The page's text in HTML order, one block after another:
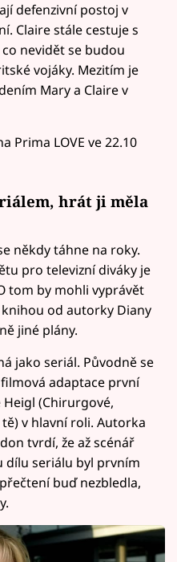
defenzivní postoj v
Claire stále cestuje s
nevidět se budou
vojáky. Mezitím je
Mary a Claire v
Prima LOVE ve 22.10
hrát ji měla
někdy táhne na roky.
pro televizní diváky je
tom by mohli vyprávět
od autorky Diany
jiné plány.
jako seriál. Původně se
adaptace první
(Chirurgové,
v hlavní roli. Autorka
tvrdí, že až scénář
dílu seriálu byl prvním
buď nezbledla,